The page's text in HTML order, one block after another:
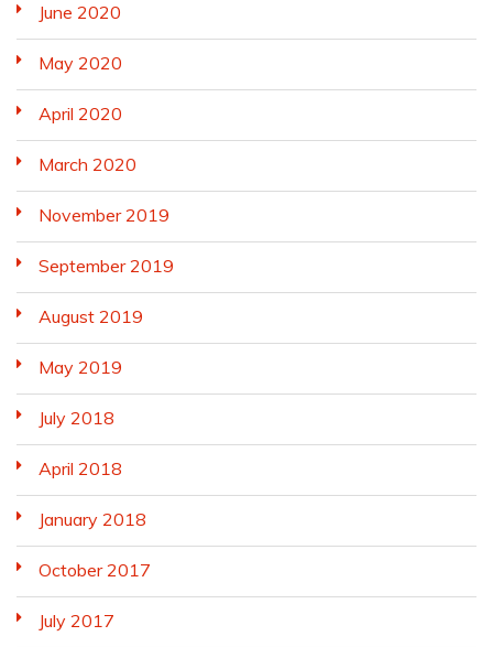
June 2020
May 2020
April 2020
March 2020
November 2019
September 2019
August 2019
May 2019
July 2018
April 2018
January 2018
October 2017
July 2017